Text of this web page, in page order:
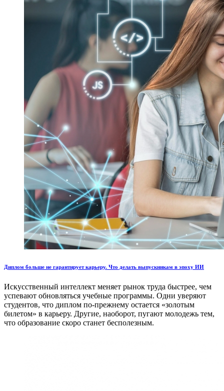
Диплом больше не гарантирует карьеру. Что делать выпускникам в эпоху ИИ
Искусственный интеллект меняет рынок труда быстрее, чем
успевают обновляться учебные программы. Одни уверяют
студентов, что диплом по-прежнему остается «золотым
билетом» в карьеру. Другие, наоборот, пугают молодежь тем,
что образование скоро станет бесполезным.